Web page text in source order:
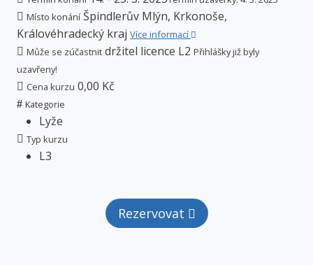
Místo konání Špindlerův Mlýn, Krkonoše,
Královéhradecký kraj Více informací
Může se zúčastnit držitel licence L2 Přihlášky již byly
uzavřeny!
Cena kurzu 0,00 Kč
Kategorie
Lyže
Typ kurzu
L3
Rezervovat